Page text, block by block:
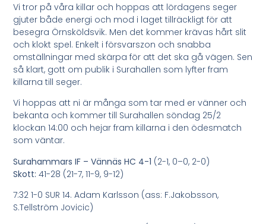
Vi tror på våra killar och hoppas att lördagens seger
gjuter både energi och mod i laget tillräckligt för att
besegra Örnsköldsvik. Men det kommer krävas hårt slit
och klokt spel. Enkelt i försvarszon och snabba
omställningar med skärpa för att det ska gå vägen. Sen
så klart, gott om publik i Surahallen som lyfter fram
killarna till seger.
Vi hoppas att ni är många som tar med er vänner och
bekanta och kommer till Surahallen söndag 25/2
klockan 14:00 och hejar fram killarna i den ödesmatch
som väntar.
Surahammars IF – Vännäs HC 4-1 (2-1, 0–0, 2-0)
Skott: 41-28 (21-7, 11-9, 9-12)
7:32 1-0 SUR 14. Adam Karlsson (ass: F.Jakobsson,
S.Tellström Jovicic)